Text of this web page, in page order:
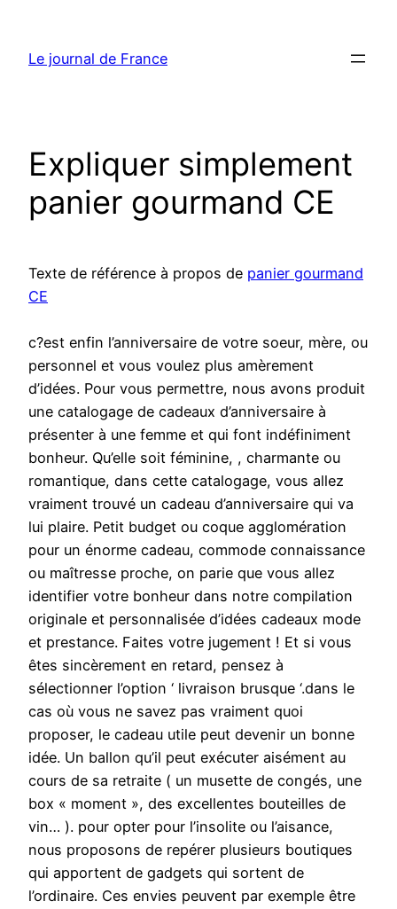
contenu
Le journal de France
Expliquer simplement
panier gourmand CE
Texte de référence à propos de panier gourmand
CE
c?est enfin l’anniversaire de votre soeur, mère, ou
personnel et vous voulez plus amèrement
d’idées. Pour vous permettre, nous avons produit
une catalogage de cadeaux d’anniversaire à
présenter à une femme et qui font indéfiniment
bonheur. Qu’elle soit féminine, , charmante ou
romantique, dans cette catalogage, vous allez
vraiment trouvé un cadeau d’anniversaire qui va
lui plaire. Petit budget ou coque agglomération
pour un énorme cadeau, commode connaissance
ou maîtresse proche, on parie que vous allez
identifier votre bonheur dans notre compilation
originale et personnalisée d’idées cadeaux mode
et prestance. Faites votre jugement ! Et si vous
êtes sincèrement en retard, pensez à
sélectionner l’option ‘ livraison brusque ‘.dans le
cas où vous ne savez pas vraiment quoi
proposer, le cadeau utile peut devenir un bonne
idée. Un ballon qu’il peut exécuter aisément au
cours de sa retraite ( un musette de congés, une
box « moment », des excellentes bouteilles de
vin… ). pour opter pour l’insolite ou l’aisance,
nous proposons de repérer plusieurs boutiques
qui apportent de gadgets qui sortent de
l’ordinaire. Ces envies peuvent par exemple être